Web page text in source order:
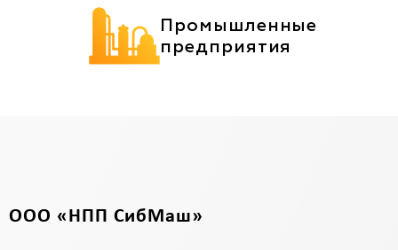
Промышленные
предприятия
ООО «НПП СибМаш»